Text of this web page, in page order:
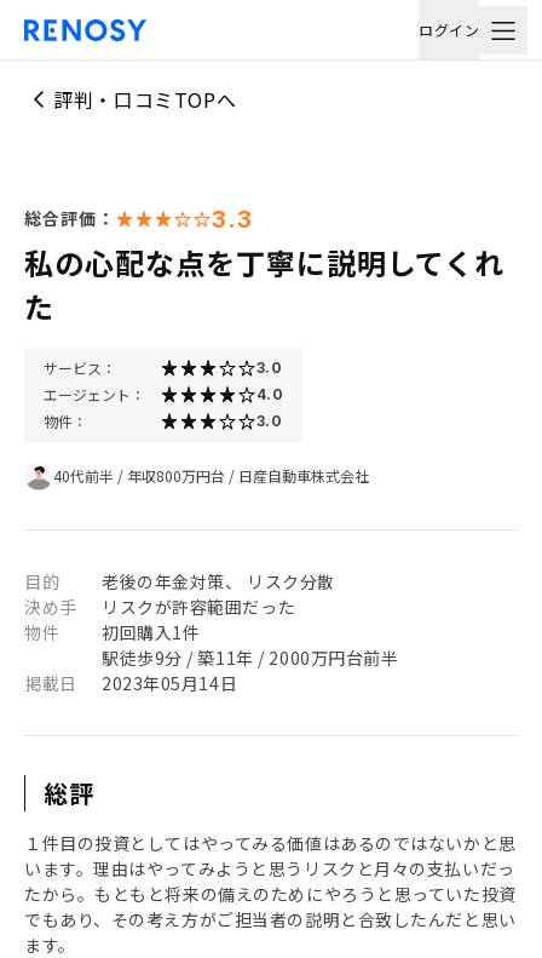
ログイン
評判・口コミTOPへ
総合評価： 3.3
私の心配な点を丁寧に説明してくれ
た
サービス： 3.0
エージェント： 4.0
物件： 3.0
40代前半 / 年収800万円台 / 日産自動車株式会社
目的
老後の年金対策、 リスク分散
決め手
リスクが許容範囲だった
物件
初回購入1件
駅徒歩9分 / 築11年 / 2000万円台前半
掲載日
2023年05月14日
総評
１件目の投資としてはやってみる価値はあるのではないかと思
います。理由はやってみようと思うリスクと月々の支払いだっ
たから。もともと将来の備えのためにやろうと思っていた投資
でもあり、その考え方がご担当者の説明と合致したんだと思い
ます。